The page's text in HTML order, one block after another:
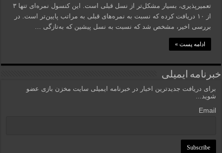
تعمیرپذیری، بسیار مشکل‌تر از نسل قبلی است. این کنسول نمره‌ای تنها ۳
از ۱۰ دریافت کرده که نسبت به نمره‌های قبلی به مراتب پایین‌تر است. در
بررسی اخیر، مشخص شد که نسبت به نسل پیشین که به‌تازگی …
ادامه پست »
خبرنامه ایمیلی
برای دریافت جدیدترین اخبار در خبرنامه ایمیلی سایت مخزن بازی عضو
شوید...
Email